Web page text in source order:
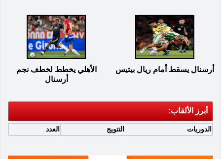
أرسنال يسقط أمام ريال بيتيس
الأهلي يخطط لخطف نجم
أرسنال
أبرز الألقاب:
الدوريات التتويج العدد